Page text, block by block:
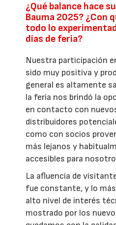
¿Qué balance hace
Bauma 2025? ¿Con
todo lo
días de feria?
Nuestra participación
sido muy positiva y
general es altamente
la feria nos brindó la
en contacto con
distribuidores
como con socios
más lejanos y
accesibles para
La afluencia de
fue constante, y lo
alto nivel de interés
mostrado por los